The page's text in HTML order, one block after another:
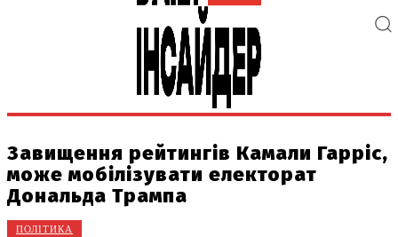
Завищення рейтингів Камали Гарріс,
може мобілізувати електорат
Дональда Трампа
ПОЛІТИКА